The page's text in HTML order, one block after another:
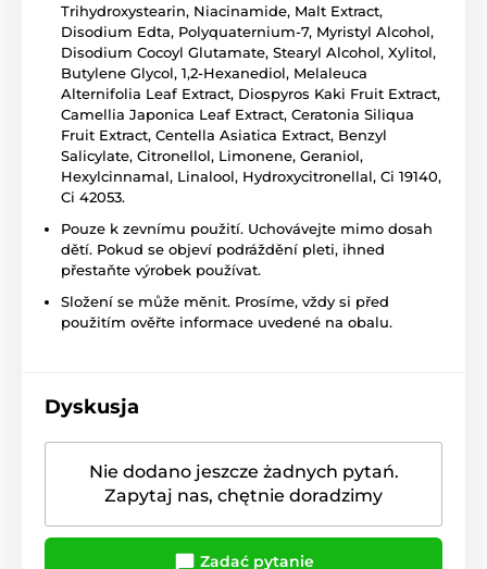
Trihydroxystearin, Niacinamide, Malt Extract,
Disodium Edta, Polyquaternium-7, Myristyl Alcohol,
Disodium Cocoyl Glutamate, Stearyl Alcohol, Xylitol,
Butylene Glycol, 1,2-Hexanediol, Melaleuca
Alternifolia Leaf Extract, Diospyros Kaki Fruit Extract,
Camellia Japonica Leaf Extract, Ceratonia Siliqua
Fruit Extract, Centella Asiatica Extract, Benzyl
Salicylate, Citronellol, Limonene, Geraniol,
Hexylcinnamal, Linalool, Hydroxycitronellal, Ci 19140,
Ci 42053.
Pouze k zevnímu použití. Uchovávejte mimo dosah
dětí. Pokud se objeví podráždění pleti, ihned
přestaňte výrobek používat.
Složení se může měnit. Prosíme, vždy si před
použitím ověřte informace uvedené na obalu.
Dyskusja
Nie dodano jeszcze żadnych pytań.
Zapytaj nas, chętnie doradzimy
Zadać pytanie